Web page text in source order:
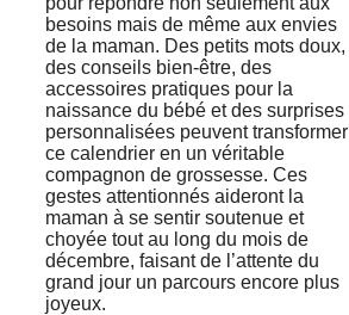
besoins mais de même aux envies
de la maman. Des petits mots doux,
des conseils bien-être, des
accessoires pratiques pour la
naissance du bébé et des surprises
personnalisées peuvent transformer
ce calendrier en un véritable
compagnon de grossesse. Ces
gestes attentionnés aideront la
maman à se sentir soutenue et
choyée tout au long du mois de
décembre, faisant de l’attente du
grand jour un parcours encore plus
joyeux.